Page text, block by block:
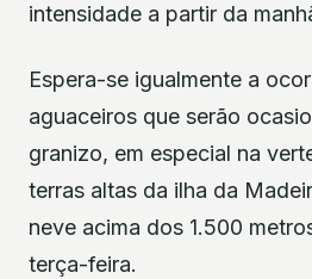
intensidade a partir da
Espera-se igualmente a
aguaceiros que serão
granizo, em especial na
terras altas da ilha da
neve acima dos 1.500
terça-feira.